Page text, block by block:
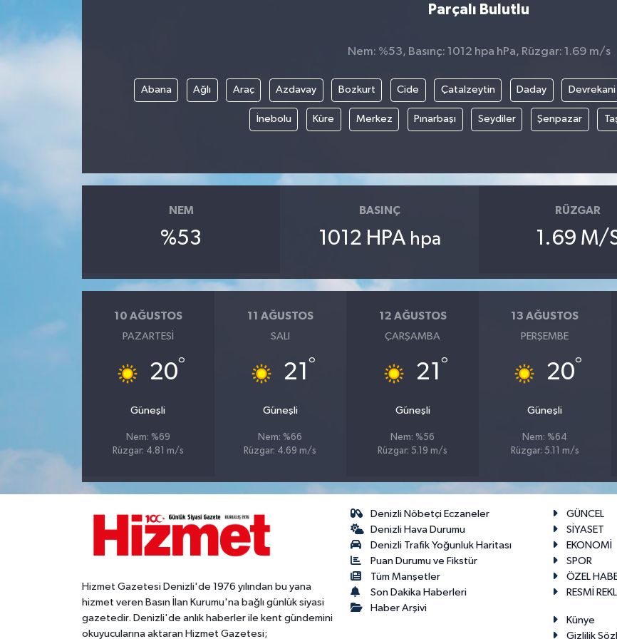
Parçalı Bulutlu
Nem: %53, Basınç: 1012 hpa hPa, Rüzgar: 1.69 m/s
Abana Ağlı Araç Azdavay Bozkurt Cide Çatalzeytin Daday Devrekani
İnebolu Küre Merkez Pınarbaşı Seydiler Şenpazar
NEM
%53
BASINÇ
1012 HPA hpa
RÜZGAR
1.69 M/
10 AĞUSTOS
PAZARTESI
20°
Güneşli
Nem: %69
Rüzgar: 4.81 m/s
11 AĞUSTOS
SALI
21 °
Güneşli
Nem: %66
Rüzgar: 4.69 m/s
12 AĞUSTOS
ÇARŞAMBA
21 °
Güneşli
Nem: %56
Rüzgar: 5.19 m/s
13 AĞUSTOS
PERŞEMBE
20°
Güneşli
Nem: %64
Rüzgar: 5.11 m/s
Hizmet Gazetesi Denizli'de 1976 yılından bu yana
hizmet veren Basın İlan Kurumu'na bağlı günlük siyasi
gazetedir. Denizli'de anlık haberler ile kent gündemini
okuyucularına aktaran Hizmet Gazetesi;
Denizli Nöbetçi Eczaneler
Denizli Hava Durumu
Denizli Trafik Yoğunluk Haritası
Puan Durumu ve Fikstür
Tüm Manşetler
Son Dakika Haberleri
Haber Arşivi
GÜNCEL
SİYASET
EKONOMİ
SPOR
ÖZEL
RESMİ
Künye
Gizlilik
ÖZEL HABER